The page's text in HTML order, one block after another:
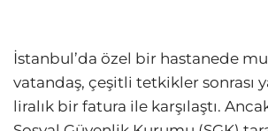
İstanbul’da özel bir hastanede
vatandaş, çeşitli tetkikler sonrası
liralık bir fatura ile karşılaştı.